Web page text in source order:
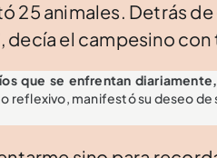
25 animales. Detrás
decía el campesino con
que se enfrentan
reflexivo, manifestó su deseo